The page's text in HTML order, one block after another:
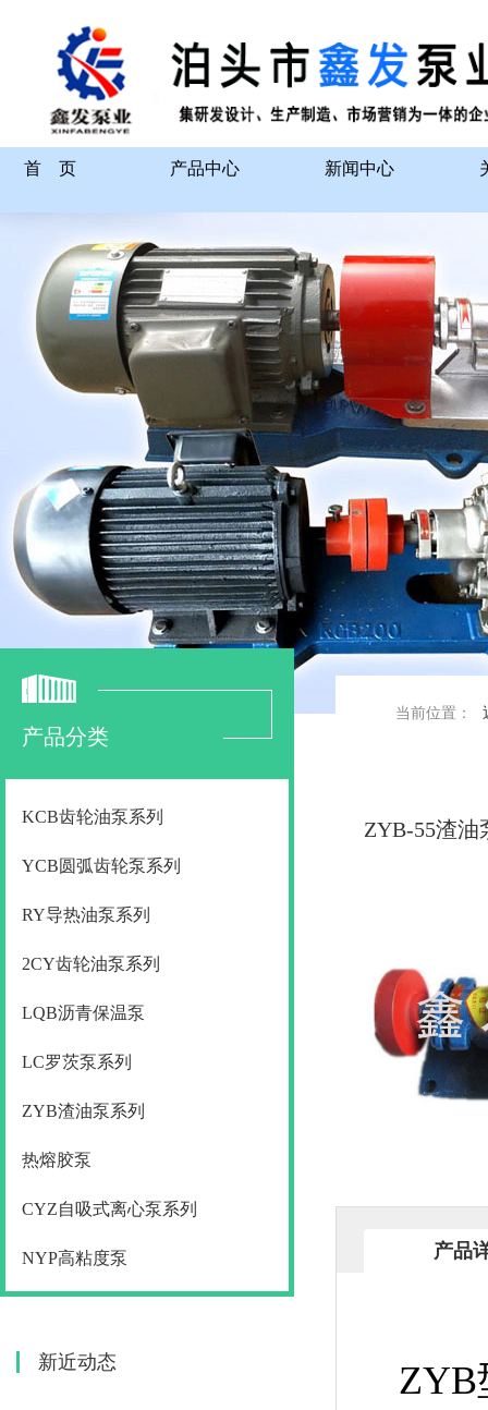
首 页 产品中心 新闻中心
产品分类
KCB齿轮油泵系列
YCB圆弧齿轮泵系列
RY导热油泵系列
2CY齿轮油泵系列
LQB沥青保温泵
LC罗茨泵系列
ZYB渣油泵系列
热熔胶泵
CYZ自吸式离心泵系列
NYP高粘度泵
新近动态
当前位置：
ZYB-55渣油
产品
ZYB